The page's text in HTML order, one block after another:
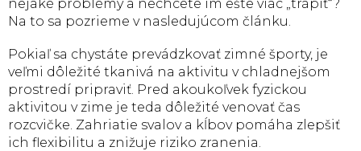
nejaké problémy a nechcete im ešte viac „trápiť“?
Na to sa pozrieme v nasledujúcom článku.
Pokiaľ sa chystáte prevádzkovať zimné športy, je
veľmi dôležité tkanivá na aktivitu v chladnejšom
prostredí pripraviť. Pred akoukoľvek fyzickou
aktivitou v zime je teda dôležité venovať čas
rozcvičke. Zahriatie svalov a kĺbov pomáha zlepšiť
ich flexibilitu a znižuje riziko zranenia.